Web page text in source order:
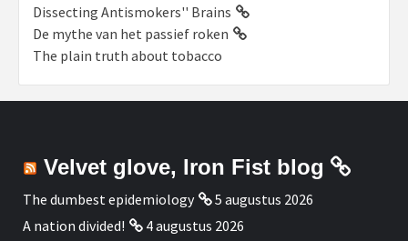
Dissecting Antismokers'' Brains
De mythe van het passief roken
The plain truth about tobacco
Velvet glove, Iron Fist blog
The dumbest epidemiology
5 augustus 2026
A nation divided!
4 augustus 2026